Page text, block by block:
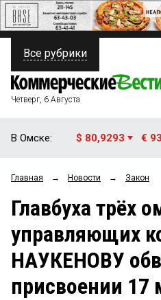
ПОЛИТИКА
ФИНАНСЫ
ОБЩЕСТВО
ЗАКОН
НОВОСТИ КОМПАНИЙ
Все рубрики
Четверг, 6 Августа
В Омске: $ 80,9293 €
Главная → Новости → Закон
Главбуха трёх
управляющих
НАУКЕНОВУ
присвоении 17